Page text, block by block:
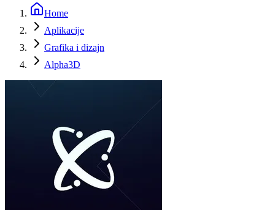
Home
Aplikacije
Grafika i dizajn
Alpha3D